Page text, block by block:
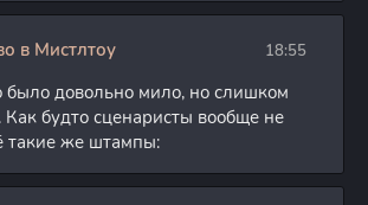
в Мистлтоу 18:55
было довольно мило, но слишком
Как будто сценаристы вообще не
такие же штампы: